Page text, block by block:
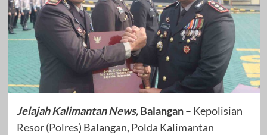
Jelajah Kalimantan News,Balangan– Kepolisian
Resor (Polres) Balangan, Polda Kalimantan